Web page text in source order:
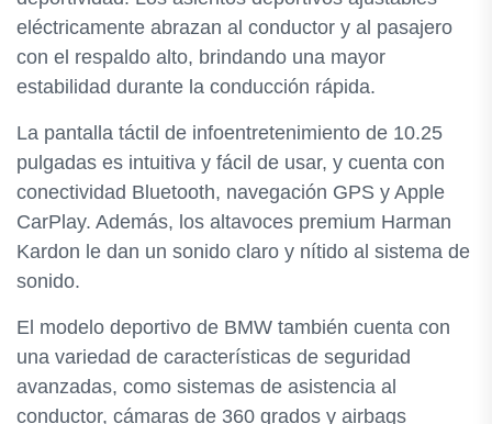
eléctricamente abrazan al conductor y al pasajero
con el respaldo alto, brindando una mayor
estabilidad durante la conducción rápida.
La pantalla táctil de infoentretenimiento de 10.25
pulgadas es intuitiva y fácil de usar, y cuenta con
conectividad Bluetooth, navegación GPS y Apple
CarPlay. Además, los altavoces premium Harman
Kardon le dan un sonido claro y nítido al sistema de
sonido.
El modelo deportivo de BMW también cuenta con
una variedad de características de seguridad
avanzadas, como sistemas de asistencia al
conductor, cámaras de 360 grados y airbags